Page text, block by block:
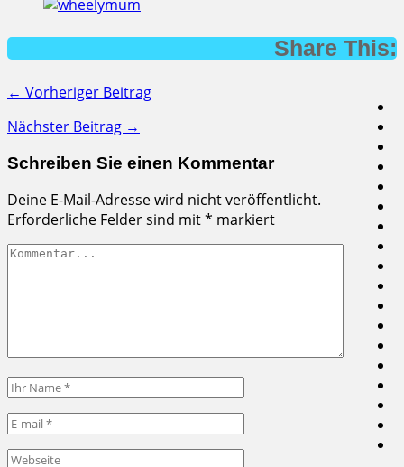
Share This:
← Vorheriger Beitrag
Nächster Beitrag →
Schreiben Sie einen Kommentar
Deine E-Mail-Adresse wird nicht veröffentlicht.
Erforderliche Felder sind mit* markiert